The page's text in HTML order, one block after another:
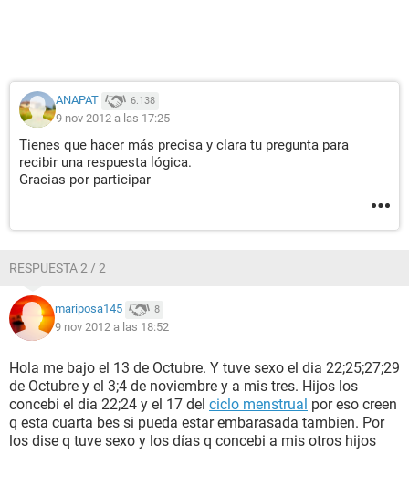
ANAPAT 6.138
9 nov 2012 a las 17:25
Tienes que hacer más precisa y clara tu pregunta para
recibir una respuesta lógica.
Gracias por participar
RESPUESTA 2 / 2
mariposa145 8
9 nov 2012 a las 18:52
Hola me bajo el 13 de Octubre. Y tuve sexo el dia 22;25;27;29
de Octubre y el 3;4 de noviembre y a mis tres. Hijos los
concebi el dia 22;24 y el 17 del ciclo menstrual por eso creen
q esta cuarta bes si pueda estar embarasada tambien. Por
los dise q tuve sexo y los días q concebi a mis otros hijos